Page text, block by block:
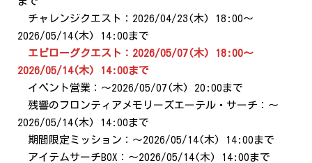
チャレンジクエスト：2026/04/23(木) 18:00～
2026/05/14(木) 14:00まで
エピローグクエスト：2026/05/07(木) 18:00～
2026/05/14(木) 14:00まで
イベント営業：～2026/05/07(木) 20:00まで
残響のフロンティアメモリーズエーテル・サーチ：～
2026/05/14(木) 14:00まで
期間限定ミッション：～2026/05/14(木) 14:00まで
アイテムサーチBOX：～2026/05/14(木) 14:00まで